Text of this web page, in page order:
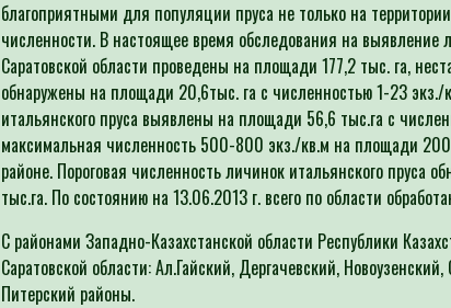
благоприятными для популяции пруса не только на
численности. В настоящее время обследования на выявление
Саратовской области проведены на площади 177,2 тыс. га,
обнаружены на площади 20,6тыс. га с численностью 1-23 экз./
итальянского пруса выявлены на площади 56,6 тыс.га с
максимальная численность 500-800 экз./кв.м на площади 200
районе. Пороговая численность личинок итальянского пруса
тыс.га. По состоянию на 13.06.2013 г. всего по области
С районами Западно-Казахстанской области Республики
Саратовской области: Ал.Гайский, Дергачевский,
Питерский районы.